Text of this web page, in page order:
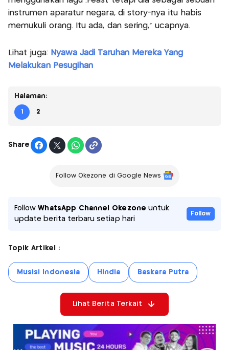
instrumen aparatur negara, di story-nya itu habis
memukuli orang. Itu ada, dan sering,” ucapnya.
Lihat juga: Nyawa Jadi Taruhan Mereka Yang
Melakukan Pesugihan
Halaman:
1 2
Share
Follow Okezone di Google News
FollowWhatsApp Channel Okezone untuk
update berita terbaru setiap hari
Follow
Topik Artikel :
Musisi Indonesia Hindia Baskara Putra
Lihat Berita Terkait